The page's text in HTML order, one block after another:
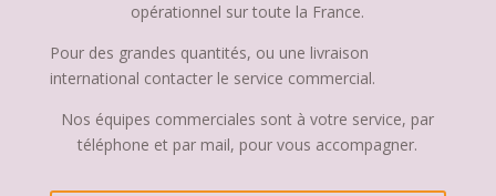
opérationnel sur toute la France.
Pour des grandes quantités, ou une livraison
international contacter le service commercial.
Nos équipes commerciales sont à votre service, par
téléphone et par mail, pour vous accompagner.